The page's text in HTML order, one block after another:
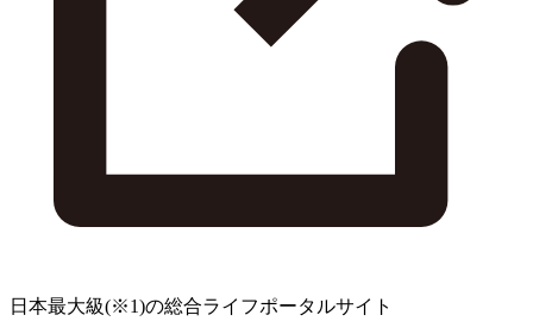
日本最大級(※1)の総合ライフポータルサイト